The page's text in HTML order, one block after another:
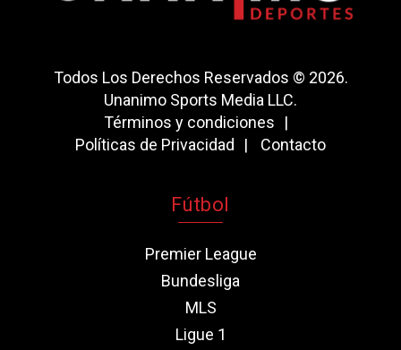
Todos Los Derechos Reservados © 2026.
Unanimo Sports Media LLC.
Términos y condiciones
Políticas de Privacidad
Contacto
Fútbol
Premier League
Bundesliga
MLS
Ligue 1